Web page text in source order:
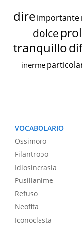
dire importante
dolce
tranquillo
inerme
VOCABOLARIO
Ossimoro
Filantropo
Idiosincrasia
Pusillanime
Refuso
Neofita
Iconoclasta